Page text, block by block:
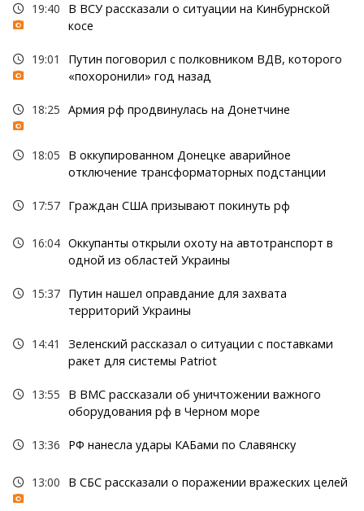
19:40
В ВСУ рассказали о ситуации на Кинбурнской
косе
19:01
Путин поговорил с полковником ВДВ, которого
«похоронили» год назад
18:25 Армия рф продвинулась на Донетчине
18:05
В оккупированном Донецке аварийное
отключение трансформаторных подстанции
17:57 Граждан США призывают покинуть рф
16:04 Оккупанты открыли охоту на автотранспорт в
одной из областей Украины
15:37 Путин нашел оправдание для захвата
территорий Украины
14:41
Зеленский рассказал о ситуации с поставками
ракет для системы Patriot
13:55
В ВМС рассказали об уничтожении важного
оборудования рф в Черном море
13:36 РФ нанесла удары КАБами по Славянску
13:00 В СБС рассказали о поражении вражеских целей